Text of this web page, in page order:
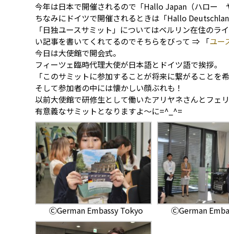
今年は日本で開催されるので「Hallo Japan（ハロー
ちなみにドイツで開催されるときは「Hallo
「日独ユースサミット」についてはベルリン在住のラ
い記事を書いてくれてるのでそちらをびって ⇒ 「ユー
今日は大使館で開会式。
フィーツェ臨時代理大使が日本語とドイツ語で挨拶。
「このサミットに参加することが将来に繋がることを希
そして参加者の中には懐かしい顔ぶれも！
以前大使館で研修生として働いたアリヤネさんとフェ
有意義なサミットとなりますよ～に=^_^=
ⒸGerman Embassy Tokyo ⒸGerman